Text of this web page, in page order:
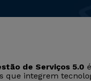
de Serviços 5.0
que integrem